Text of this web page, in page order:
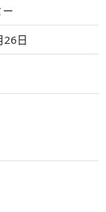
ー
26日